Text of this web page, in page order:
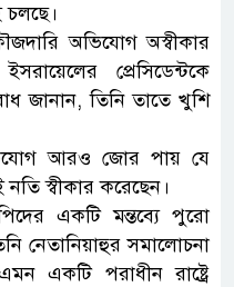
চলছে।
অভিযোগ অস্বীকার
প্রেসিডেন্টকে
জানান, তিনি তাতে খুশি
আরও জোর পায় যে
নতি স্বীকার করেছেন।
একটি মন্তব্যে পুরো
নেতানিয়াহুর সমালোচনা
একটি পরাধীন রাষ্ট্রে